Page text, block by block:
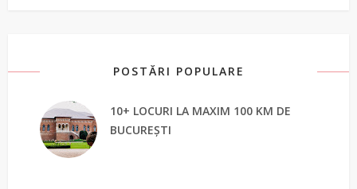
POSTĂRI POPULARE
10+ LOCURI LA MAXIM 100 KM DE
BUCUREȘTI